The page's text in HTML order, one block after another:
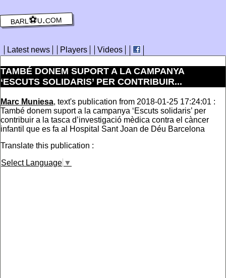
barl⚽️u.com
Latest news Players Videos
TAMBÉ DONEM SUPORT A LA CAMPANYA
‘ESCUTS SOLIDARIS’ PER CONTRIBUIR...
Marc Muniesa, text's publication from 2018-01-25 17:24:01 :
També donem suport a la campanya ‘Escuts solidaris’ per
contribuir a la tasca d’investigació mèdica contra el càncer
infantil que es fa al Hospital Sant Joan de Déu Barcelona
Translate this publication :
Select Language ▼